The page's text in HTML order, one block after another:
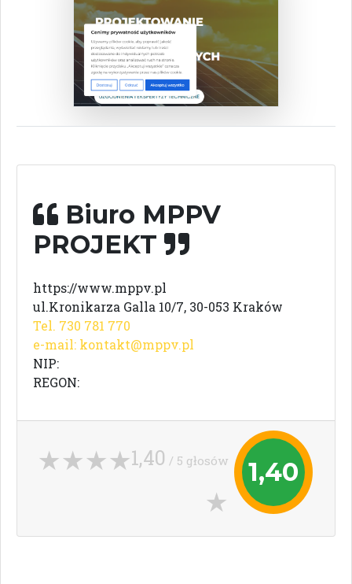
Biuro MPPV
PROJEKT
https://www.mppv.pl
ul.Kronikarza Galla 10/7, 30-053 Kraków
Tel. 730 781 770
e-mail: kontakt@mppv.pl
NIP:
REGON:
1,40
1,40 / 5 głosów